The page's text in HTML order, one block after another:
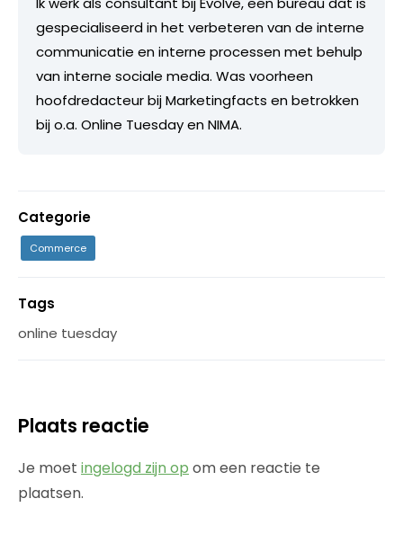
gespecialiseerd in het verbeteren van de interne
communicatie en interne processen met behulp
van interne sociale media. Was voorheen
hoofdredacteur bij Marketingfacts en betrokken
bij o.a. Online Tuesday en NIMA.
Categorie
Commerce
Tags
online tuesday
Plaats reactie
Je moet ingelogd zijn op om een reactie te
plaatsen.